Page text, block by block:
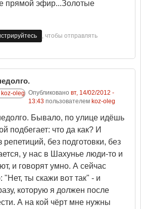
прямой эфир...Золотые
, чтобы отправлять
Опубликовано вт, 14/02/2012 -
13:43пользователем koz-oleg
Бывало, по улице идёшь
подбегает: что да как? И
репетиций, без подготовки, без
у нас в Шахунье люди-то и
и говорят умно. А сейчас
"Нет, ты скажи вот так" - и
которую я должен после
А на кой чёрт мне нужны